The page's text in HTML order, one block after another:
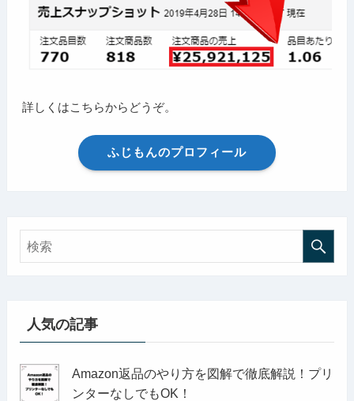
詳しくはこちらからどうぞ。
ふじもんのプロフィール
人気の記事
Amazon返品のやり方を図解で徹底解説！プリ
ンターなしでもOK！